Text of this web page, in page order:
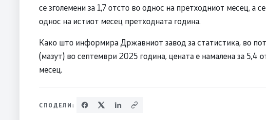
се зголемени за 1,7 отсто во однос на претходниот месец, а
однос на истиот месец претходната година.
Како што информира Државниот завод за статистика, во
(мазут) во септември 2025 година, цената е намалена за 5,4
месец.
СПОДЕЛИ: